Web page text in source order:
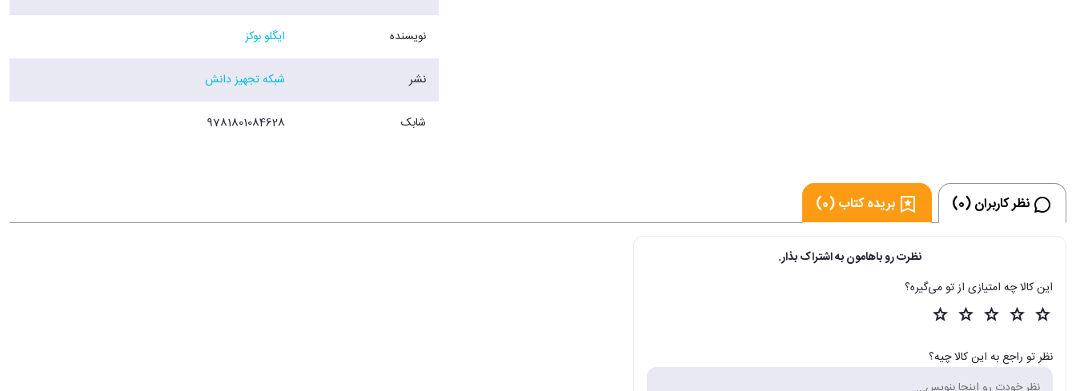
نویسنده ایگلو بوکز
نشر شبکه تجهیز دانش
شابک 9781801084628
نظر کاربران (0) بریده کتاب (0)
نظرت رو باهامون به اشتراک بذار.
این کالا چه امتیازی از تو می‌گیره؟
نظر تو راجع به این کالا چیه؟